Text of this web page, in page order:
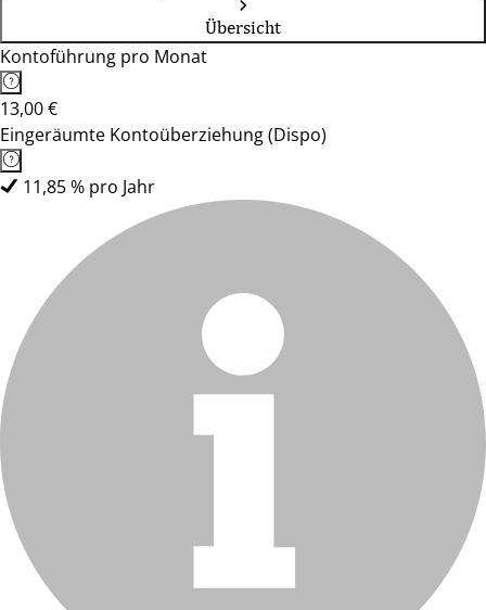
Übersicht
Kontoführung pro Monat
13,00 €
Eingeräumte Kontoüberziehung (Dispo)
11,85 % pro Jahr